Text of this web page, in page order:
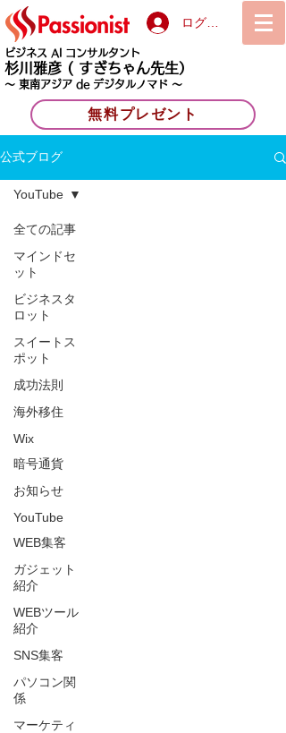
ログイン
ビジネス AI コンサルタント
杉川雅彦 ( すぎちゃん先生）
〜 東南アジア de デジタルノマド 〜
無料プレゼント
公式ブログ
全ての記事
マインドセ
ット
ビジネスタ
ロット
スイートス
ポット
成功法則
海外移住
Wix
暗号通貨
お知らせ
YouTube
WEB集客
ガジェット
紹介
WEBツール
紹介
SNS集客
パソコン関
係
マーケティ
YouTube